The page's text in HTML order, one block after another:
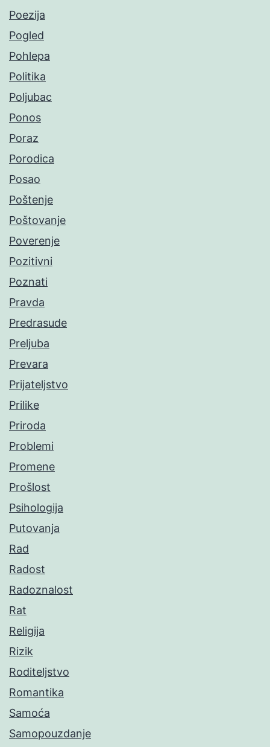
Poezija
Pogled
Pohlepa
Politika
Poljubac
Ponos
Poraz
Porodica
Posao
Poštenje
Poštovanje
Poverenje
Pozitivni
Poznati
Pravda
Predrasude
Preljuba
Prevara
Prijateljstvo
Prilike
Priroda
Problemi
Promene
Prošlost
Psihologija
Putovanja
Rad
Radost
Radoznalost
Rat
Religija
Rizik
Roditeljstvo
Romantika
Samoća
Samopouzdanje